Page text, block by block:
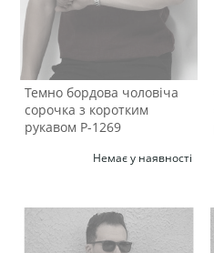
Темно бордова чоловіча
сорочка з коротким
рукавом Р-1269
Немає у наявності